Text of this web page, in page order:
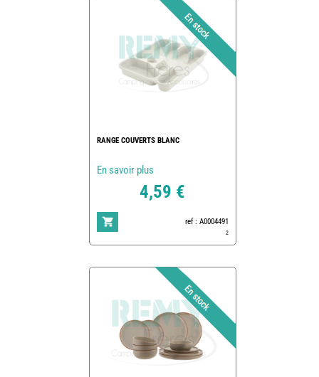
RANGE COUVERTS BLANC
En savoir plus
4,59 €
ref : A0004491
2